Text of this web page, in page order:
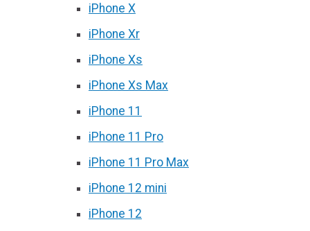
iPhone X
iPhone Xr
iPhone Xs
iPhone Xs Max
iPhone 11
iPhone 11 Pro
iPhone 11 Pro Max
iPhone 12 mini
iPhone 12